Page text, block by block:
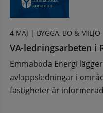
4 MAJ | BYGGA, BO & MILJÖ
VA-ledningsarbeten i
Emmaboda Energi
avloppsledningar i
fastigheter är